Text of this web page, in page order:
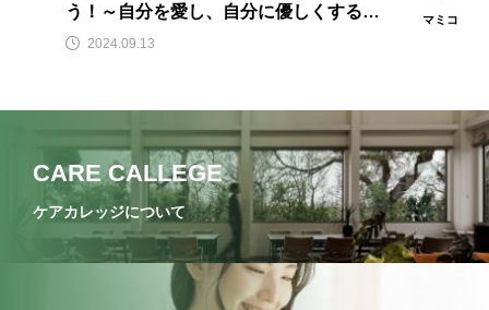
う！～自分を愛し、自分に優しくする方
法～
マミコ
2024.09.13
CARE CALLEGE
ケアカレッジについて